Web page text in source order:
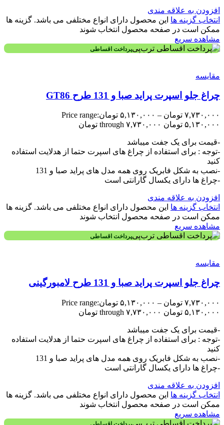
افزودن به علاقه مندی
انتخاب گزینه ها این محصول دارای انواع مختلفی می باشد. گزینه ها
ممکن است در صفحه محصول انتخاب شوند
مشاهده سریع
پرداخت اقساطی
مقایسه
چراغ جلو اسپرت پراید صبا و 131 طرح GT86
۷,۷۳۰,۰۰۰ تومان – ۵,۱۳۰,۰۰۰ تومانPrice range:
۵,۱۳۰,۰۰۰ تومان through ۷,۷۳۰,۰۰۰ تومان
-قیمت برای یک جفت میباشد
-توجه : برای استفاده از چراغ های اسپرت حتما از هدلایت استفاده
کنید
-نصب به شکل فابریک روی همه مدل های پراید صبا و 131
-چراغ ها دارای یکسال گارانتی است
افزودن به علاقه مندی
انتخاب گزینه ها این محصول دارای انواع مختلفی می باشد. گزینه ها
ممکن است در صفحه محصول انتخاب شوند
مشاهده سریع
پرداخت اقساطی
مقایسه
چراغ جلو اسپرت پراید صبا و 131 طرح لامبورگینی
۷,۷۳۰,۰۰۰ تومان – ۵,۱۳۰,۰۰۰ تومانPrice range:
۵,۱۳۰,۰۰۰ تومان through ۷,۷۳۰,۰۰۰ تومان
-قیمت برای یک جفت میباشد
-توجه : برای استفاده از چراغ های اسپرت حتما از هدلایت استفاده
کنید
-نصب به شکل فابریک روی همه مدل های پراید صبا و 131
-چراغ ها دارای یکسال گارانتی است
افزودن به علاقه مندی
انتخاب گزینه ها این محصول دارای انواع مختلفی می باشد. گزینه ها
ممکن است در صفحه محصول انتخاب شوند
مشاهده سریع